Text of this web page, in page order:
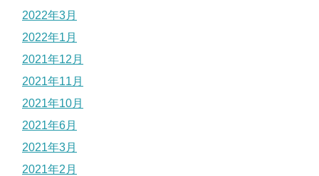
2022年3月
2022年1月
2021年12月
2021年11月
2021年10月
2021年6月
2021年3月
2021年2月